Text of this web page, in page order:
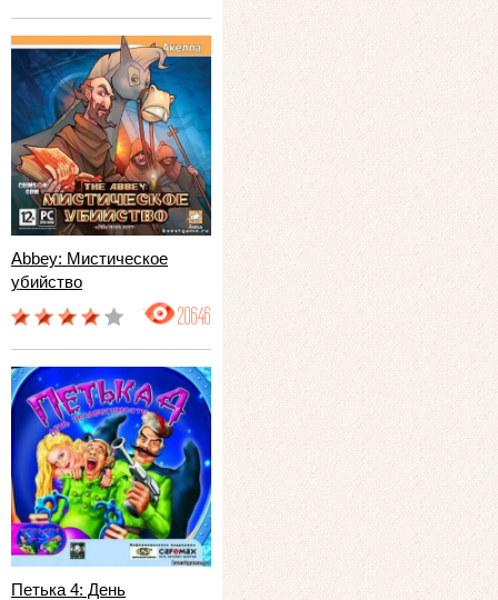
Abbey: Мистическое
убийство
20646
Петька 4: День